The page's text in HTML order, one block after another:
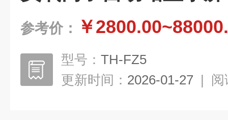
参考价： ￥
型号： TH-FZ5
更新时间： 2026-01-27 | 阅